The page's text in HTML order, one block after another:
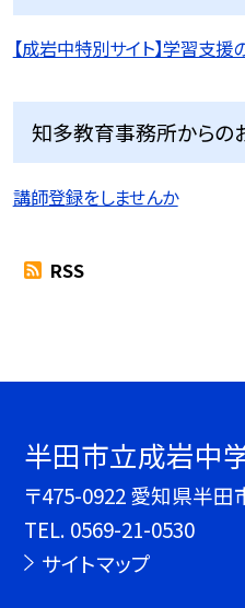
【成岩中特別サイト】学習支援
知多教育事務所からの
講師登録をしませんか
RSS
半田市立成岩中
〒475-0922 愛知県半田
TEL. 0569-21-0530
サイトマップ